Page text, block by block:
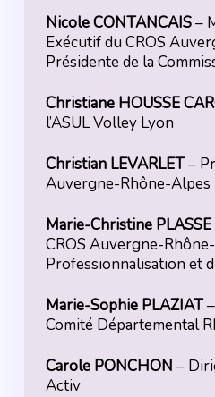
Nicole CONTANCAIS–
Exécutif du CROS
Présidente de la
Christiane HOUSSE
l’ASUL Volley Lyon
Christian LEVARLET–
Auvergne-Rhône-Alpes
Marie-Christine PLASSE
CROS Auvergne-
Professionnalisation et
Marie-Sophie PLAZIAT
Comité Départemental
Carole PONCHON –
Activ